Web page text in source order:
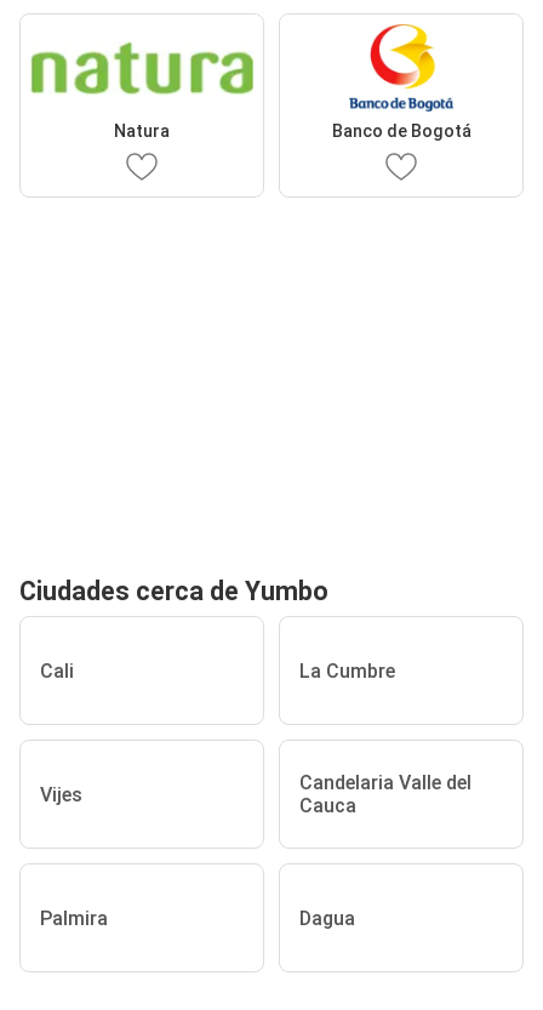
Natura Banco de Bogotá
Ciudades cerca de Yumbo
Cali La Cumbre
Vijes
Candelaria Valle del
Cauca
Palmira Dagua